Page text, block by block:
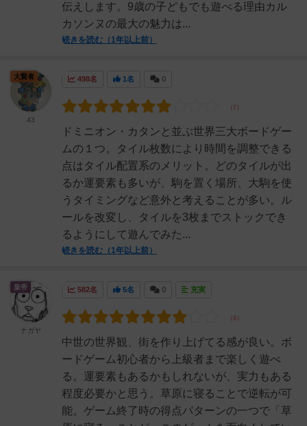
伝えします。9歳の子どもでも遊べる理由カル
カソンヌの最大の魅力は...
続きを読む（1年以上前）
498名 1名 0
ドミニオン・カタンと並ぶ世界三大ボードゲー
ムの１つ。タイル枚数により時間を調整できる
点はタイル配置系のメリット。どのタイルが出
るか運要素も多いが、駒を置く場所、大駒を使
うタイミングなど意外と考えることが多い。ル
ールを改変し、タイルを3枚までストックでき
るようにして遊んでみた...
続きを読む（1年以上前）
大賢者
43
582名 5名 0 充実
中世の世界観、街を作り上げてる感が良い。ボ
ードゲーム初心者から上級者まで楽しく遊べ
る。運要素もあるかもしれないが、実力もある
程度必要かと思う。草原に寝ることで逆転が可
能。ゲーム終了時の得点パターンの一つで「草
皇帝
ナガヤ